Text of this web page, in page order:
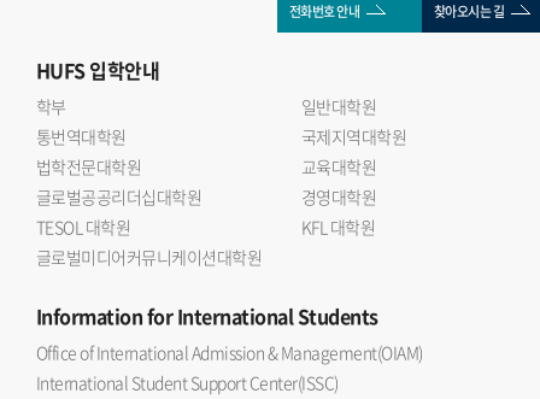
전화번호 안내 찾아오시는 길
HUFS입학안내
학부
일반대학원
통번역대학원
국제지역대학원
법학전문대학원
교육대학원
글로벌공공리더십대학원
경영대학원
TESOL 대학원
KFL 대학원
글로벌미디어커뮤니케이션대학원
Informationfor International Students
Office of International Admission & Management(OIAM)
International Student Support Center(ISSC)